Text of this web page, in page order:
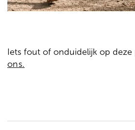
Iets fout of onduidelijk op deze
ons.